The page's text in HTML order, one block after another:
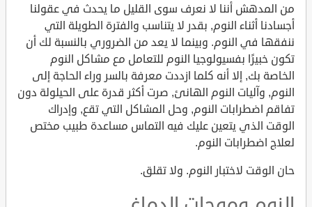
من المدهش أننا لا نعرف سوى القليل ما يحدث في عقولنا
أجسادنا أثناء النوم, بقدر لا يتناسب والفترة الطويلة التي
ننفقها في النوم. وبينما لا يعد من الضروري بالنسبة لك أن
تكون خبيرًا بفسيولوجيا النوم للتعامل مع مشاكل النوم
الخاصة بك, إلا أنه كلما ازددت معرفة بالسر وراء الحاجة إلى
النوم, وآليات النوم الهانئ, صرت أكثر قدرة على الحيلولة دون
تفاقم اضطرابات النوم, وحل المشاكل التي تقع, وإدراك
الوقت الذي يتعين عليك فيه التماس مساعدة طبيب مختص
لعلاج اضطرابات النوم.
حان الوقت لاختبار النوم. ولا تقلق.